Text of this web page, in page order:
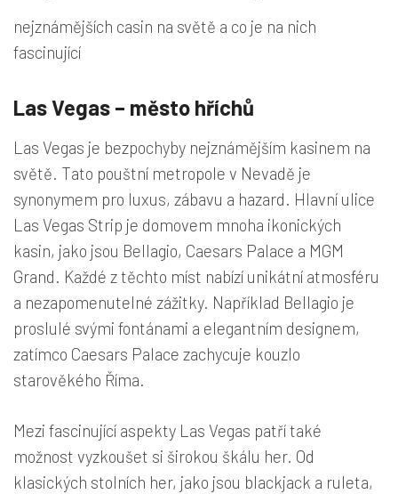
nejznámějších casin na světě a co je na nich
fascinující
Las Vegas – město hříchů
Las Vegas je bezpochyby nejznámějším kasinem na
světě. Tato pouštní metropole v Nevadě je
synonymem pro luxus, zábavu a hazard. Hlavní ulice
Las Vegas Strip je domovem mnoha ikonických
kasin, jako jsou Bellagio, Caesars Palace a MGM
Grand. Každé z těchto míst nabízí unikátní atmosféru
a nezapomenutelné zážitky. Například Bellagio je
proslulé svými fontánami a elegantním designem,
zatímco Caesars Palace zachycuje kouzlo
starověkého Říma.
Mezi fascinující aspekty Las Vegas patří také
možnost vyzkoušet si širokou škálu her. Od
klasických stolních her, jako jsou blackjack a ruleta,